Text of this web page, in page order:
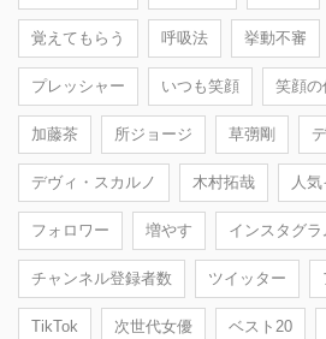
覚えてもらう 呼吸法 挙動不審
プレッシャー いつも笑顔 笑顔の
加藤茶 所ジョージ 草彅剛
デヴィ・スカルノ 木村拓哉 人
フォロワー 増やす インスタグラ
チャンネル登録者数 ツイッター
TikTok 次世代女優 ベスト20